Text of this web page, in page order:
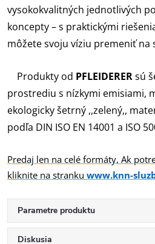
vysokokvalitných jednotlivých
koncepty – s praktickými
môžete svoju víziu premeniť na
Produkty od PFLEIDERERsú
prostrediu s nízkymi emisiami,
ekologicky šetrný ,,zelený,,
podľa DIN ISO EN 14001 a ISO
Predaj len na celé formáty, Ak
kliknite na stranku www.knn-
Parametre produktu
Diskusia